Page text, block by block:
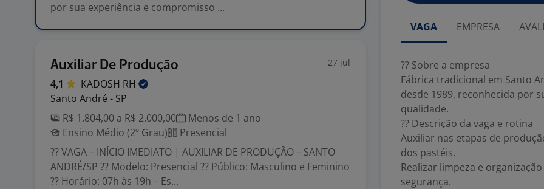
por sua experiência e compromisso ...
Auxiliar De Produção 27 jul
4,1 KADOSH RH
Santo André - SP
R$ 1.804,00 a R$ 2.000,00
Menos de 1 ano
Ensino Médio (2º Grau)
Presencial
?? VAGA – INÍCIO IMEDIATO | AUXILIAR DE PRODUÇÃO – SANTO
ANDRÉ/SP ?? Modelo: Presencial ?? Público: Masculino e Feminino
?? Horário: 07h às 19h – Es...
VAGA EMPRESA
?? Sobre a empresa
Fábrica tradicional em Santo
desde 1989, reconhecida por
qualidade.
?? Descrição da vaga e rotina
Auxiliar nas etapas de
dos pastéis.
Realizar limpeza e
segurança.